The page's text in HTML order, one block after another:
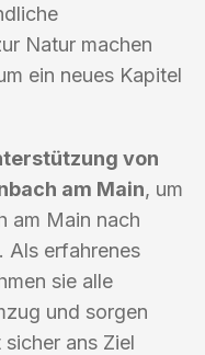
Natur machen
ein neues Kapitel
von
am Main, um
am Main nach
Als erfahrenes
sie alle
und sorgen
ans Ziel